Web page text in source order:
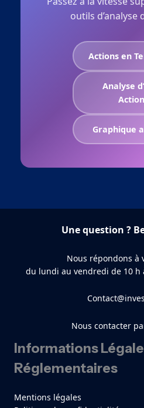
outils d’analyse
Actions en
Analyse
Action
Graphique
Une question ?
Nous répondons à
du lundi au vendredi de 10 h
Nous contacter
Informations
Réglementaires
Mentions légales